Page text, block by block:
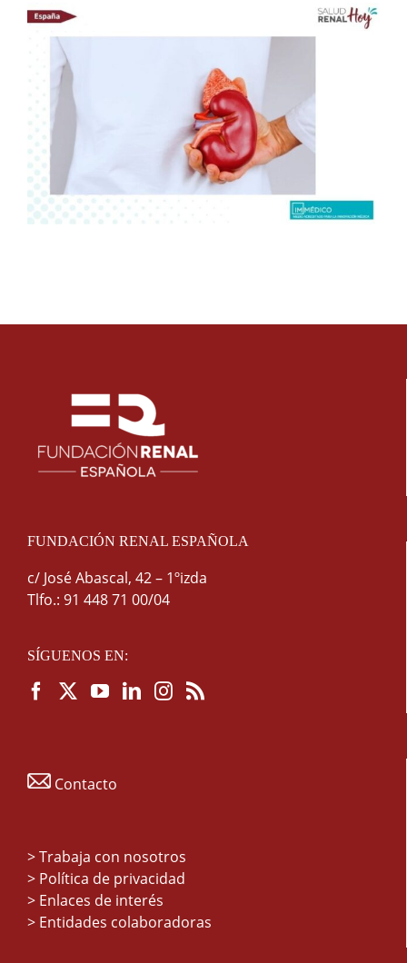
FUNDACIÓN RENAL ESPAÑOLA
c/ José Abascal, 42 – 1ºizda
Tlfo.: 91 448 71 00/04
SÍGUENOS EN:
Contacto
>Trabaja con nosotros
> Política de privacidad
> Enlaces de interés
> Entidades colaboradoras